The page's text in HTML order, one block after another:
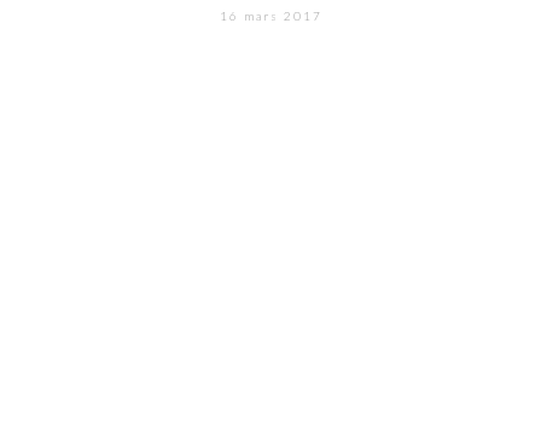
16 mars 2017